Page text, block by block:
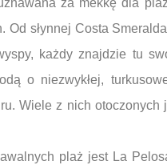
za mekkę dla
Od słynnej Costa
każdy znajdzie tu
o niezwykłej,
Wiele z nich otoczonych
plaż jest La